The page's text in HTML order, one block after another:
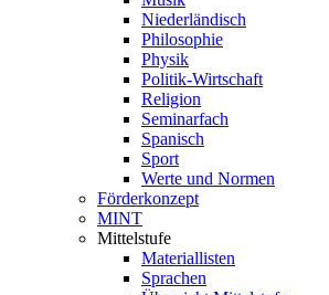
Niederländisch
Philosophie
Physik
Politik-Wirtschaft
Religion
Seminarfach
Spanisch
Sport
Werte und Normen
Förderkonzept
MINT
Mittelstufe
Materiallisten
Sprachen